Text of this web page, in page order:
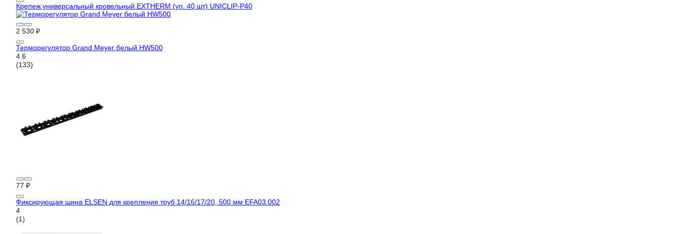
Крепеж универсальный кровельный EXTHERM (уп. 40 шт) UNICLIP-P40
2 530 ₽
Терморегулятор Grand Meyer белый HW500
4.6
(133)
77 ₽
Фиксирующая шина ELSEN для крепления труб 14/16/17/20, 500 мм EFA03.002
4
(1)